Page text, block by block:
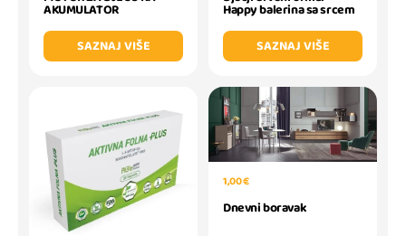
AKUMULATOR
SAZNAJ VIŠE
Happy balerina sa srcem
SAZNAJ VIŠE
1,00 €
Dnevni boravak